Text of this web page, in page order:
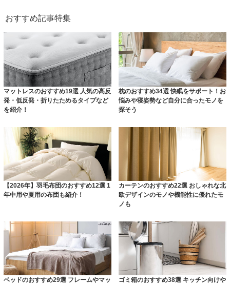
おすすめ記事特集
マットレスのおすすめ19選 人気の高反
発・低反発・折りたためるタイプなど
を紹介！
枕のおすすめ34選 快眠をサポート！お
悩みや寝姿勢など自分に合ったモノを
探そう
【2026年】羽毛布団のおすすめ12選 1
年中用や夏用の布団も紹介！
カーテンのおすすめ22選 おしゃれな北
欧デザインのモノや機能性に優れたモ
ノも
ベッドのおすすめ29選 フレームやマッ
ゴミ箱のおすすめ38選 キッチン向けや